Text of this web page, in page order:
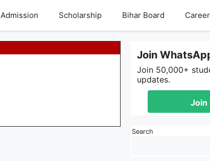
Admission Scholarship Bihar Board Career
Join
Join 50,000+
updates.
Join
Search